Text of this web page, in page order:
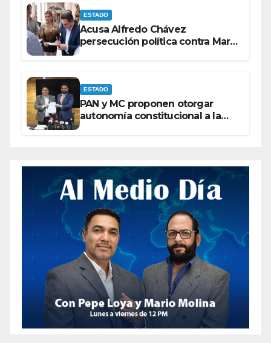
ESTADO
Acusa Alfredo Chávez
persecución política contra Maru
ESTADO
PAN y MC proponen otorgar
autonomía constitucional a la